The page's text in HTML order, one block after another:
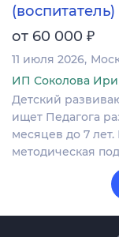
(воспитатель)
от 60 000 ₽
11 июля 2026
ИП Соколова
Детский
ищет Педагога
месяцев до 7
методическая